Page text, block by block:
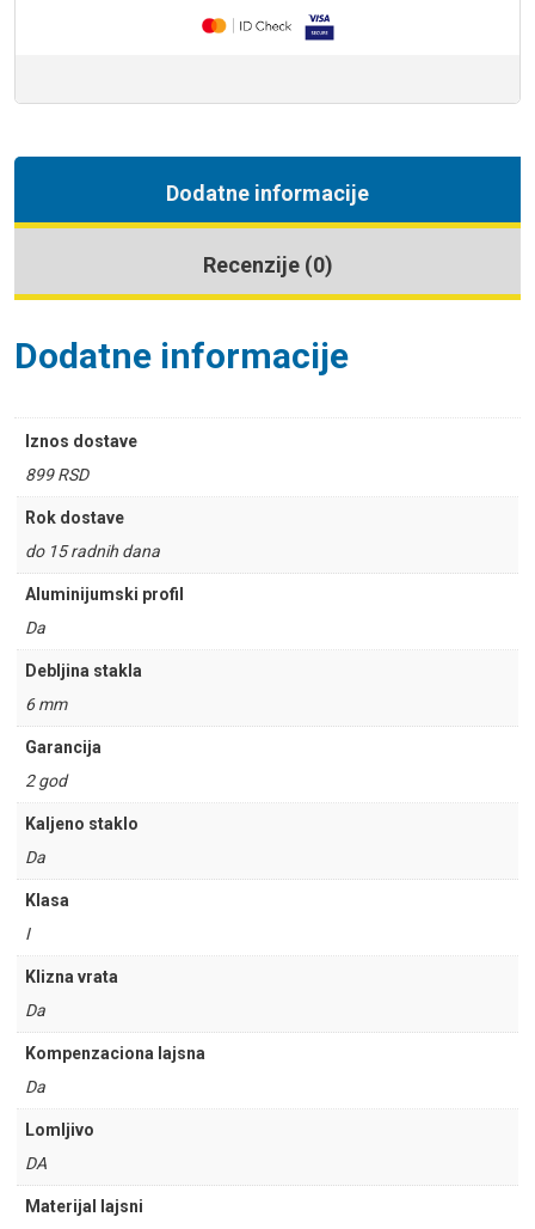
Dodatne informacije
Recenzije (0)
Dodatne informacije
Iznos dostave
899 RSD
Rok dostave
do 15 radnih dana
Aluminijumski profil
Da
Debljina stakla
6 mm
Garancija
2 god
Kaljeno staklo
Da
Klasa
I
Klizna vrata
Da
Kompenzaciona lajsna
Da
Lomljivo
DA
Materijal lajsni